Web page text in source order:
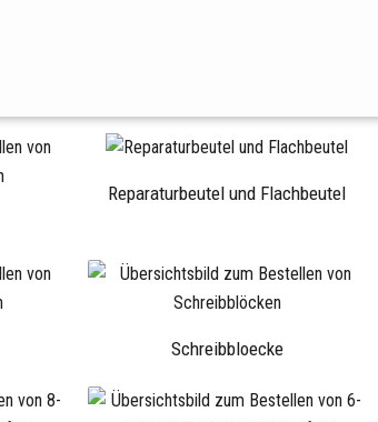
Reparaturbeutel und Flachbeutel
Schreibbloecke